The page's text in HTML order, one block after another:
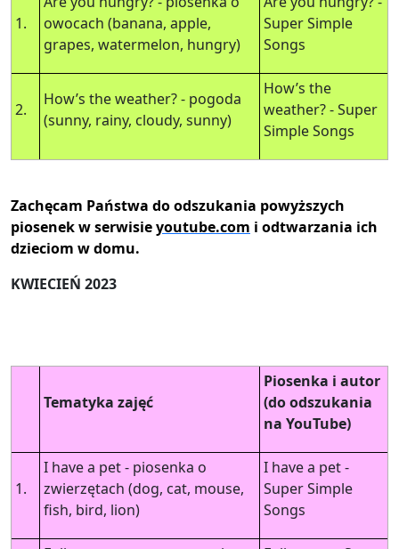
1.
owocach (banana, apple,
grapes, watermelon, hungry)
Super Simple
Songs
2.
How’s the weather? - pogoda
(sunny, rainy, cloudy, sunny)
How’s the
weather? - Super
Simple Songs
Zachęcam Państwa do odszukania powyższych
piosenek w serwisieyoutube.com i odtwarzania ich
dzieciom w domu.
KWIECIEŃ 2023
Tematyka zajęć
Piosenka i autor
(do odszukania
na YouTube)
1.
I have a pet - piosenka o
zwierzętach (dog, cat, mouse,
fish, bird, lion)
I have a pet -
Super Simple
Songs